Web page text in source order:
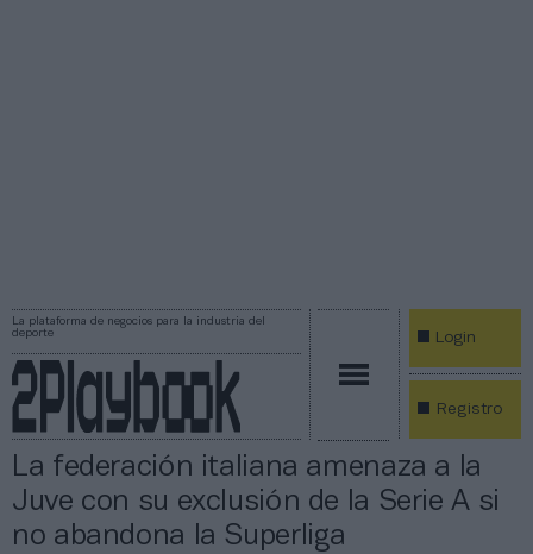
La plataforma de negocios para la industria del
deporte
Login
Registro
La federación italiana amenaza a la
Juve con su exclusión de la Serie A si
no abandona la Superliga